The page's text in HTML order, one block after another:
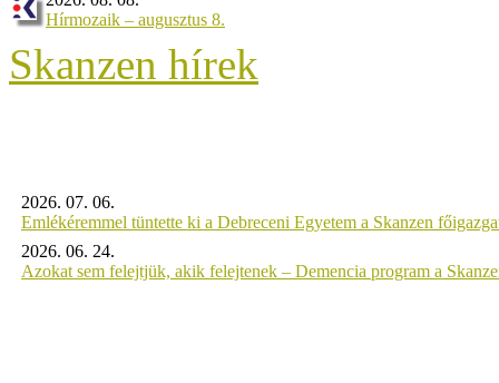
Hírmozaik – augusztus 8.
Skanzen hírek
2026. 07. 06.
Emlékéremmel tüntette ki a Debreceni Egyetem a Skanzen
2026. 06. 24.
Azokat sem felejtjük, akik felejtenek – Demencia program a